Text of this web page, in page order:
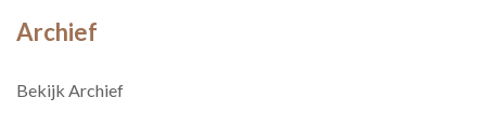
Archief
Bekijk Archief